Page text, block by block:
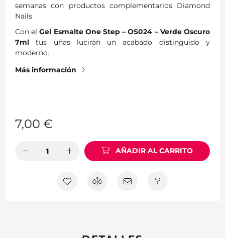
semanas con productos complementarios Diamond
Nails
Con elGel Esmalte One Step – OS024 – Verde Oscuro
7ml tus uñas lucirán un acabado distinguido y
moderno.
Más información
7,00 €
AÑADIR AL CARRITO